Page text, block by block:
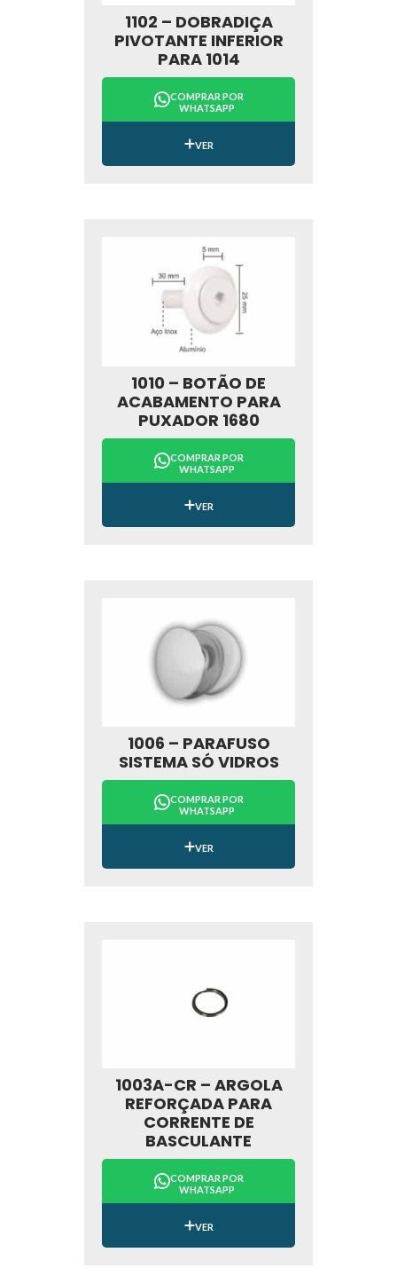
1102 – DOBRADIÇA
PIVOTANTE INFERIOR
PARA 1014
COMPRAR POR
WHATSAPP
VER
1010 – BOTÃO DE
ACABAMENTO PARA
PUXADOR 1680
COMPRAR POR
WHATSAPP
VER
1006 – PARAFUSO
SISTEMA SÓ VIDROS
COMPRAR POR
WHATSAPP
VER
1003A-CR – ARGOLA
REFORÇADA PARA
CORRENTE DE
BASCULANTE
COMPRAR POR
WHATSAPP
VER